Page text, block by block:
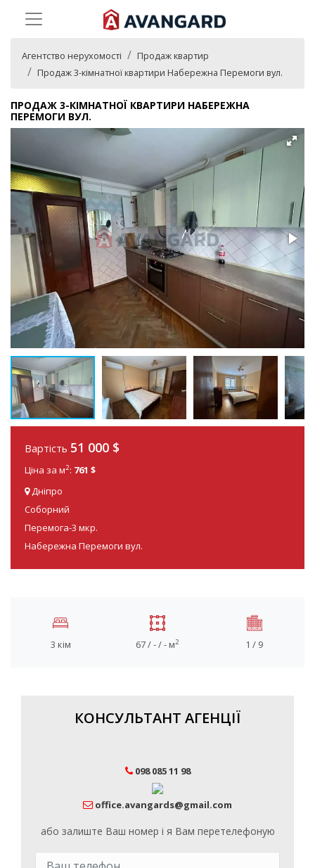
Агентство нерухомості
Продаж квартир
Продаж 3-кімнатної квартири Набережна Перемоги вул.
ПРОДАЖ 3-КІМНАТНОЇ КВАРТИРИ НАБЕРЕЖНА
ПЕРЕМОГИ ВУЛ.
Вартість 51 000 $
Ціна за м2: 761 $
Дніпро
Соборний
Перемога-3 мкр.
Набережна Перемоги вул.
3 кім 67 / - / - м2 1 / 9
КОНСУЛЬТАНТ АГЕНЦІЇ
098 085 11 98
office.avangards@gmail.com
або залиште Ваш номер і я Вам перетелефоную